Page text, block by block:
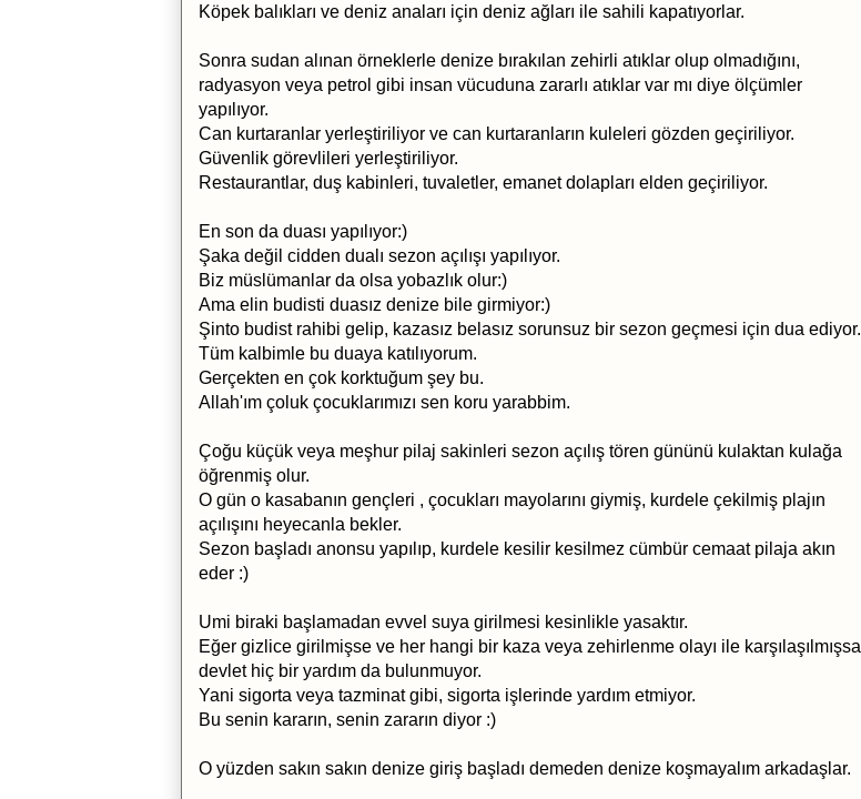
Köpek balıkları ve deniz anaları için deniz ağları ile sahili kapatıyorlar.
Sonra sudan alınan örneklerle denize bırakılan zehirli atıklar olup olmadığını,
radyasyon veya petrol gibi insan vücuduna zararlı atıklar var mı diye ölçümler
yapılıyor.
Can kurtaranlar yerleştiriliyor ve can kurtaranların kuleleri gözden geçiriliyor.
Güvenlik görevlileri yerleştiriliyor.
Restaurantlar, duş kabinleri, tuvaletler, emanet dolapları elden geçiriliyor.
En son da duası yapılıyor:)
Şaka değil cidden dualı sezon açılışı yapılıyor.
Biz müslümanlar da olsa yobazlık olur:)
Ama elin budisti duasız denize bile girmiyor:)
Şinto budist rahibi gelip, kazasız belasız sorunsuz bir sezon geçmesi için dua ediyor.
Tüm kalbimle bu duaya katılıyorum.
Gerçekten en çok korktuğum şey bu.
Allah'ım çoluk çocuklarımızı sen koru yarabbim.
Çoğu küçük veya meşhur pilaj sakinleri sezon açılış tören gününü kulaktan kulağa
öğrenmiş olur.
O gün o kasabanın gençleri , çocukları mayolarını giymiş, kurdele çekilmiş plajın
açılışını heyecanla bekler.
Sezon başladı anonsu yapılıp, kurdele kesilir kesilmez cümbür cemaat pilaja akın
eder :)
Umi biraki başlamadan evvel suya girilmesi kesinlikle yasaktır.
Eğer gizlice girilmişse ve her hangi bir kaza veya zehirlenme olayı ile karşılaşılmışsa
devlet hiç bir yardım da bulunmuyor.
Yani sigorta veya tazminat gibi, sigorta işlerinde yardım etmiyor.
Bu senin kararın, senin zararın diyor :)
O yüzden sakın sakın denize giriş başladı demeden denize koşmayalım arkadaşlar.